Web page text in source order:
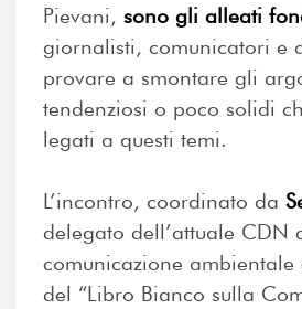
Pievani, sono gli alleati
giornalisti, comunicatori e
provare a smontare gli
tendenziosi o poco solidi
legati a questi temi.
L’incontro, coordinato da
delegato dell’attuale CDN
comunicazione ambientale
del “Libro Bianco sulla